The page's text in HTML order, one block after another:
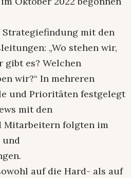
mit den
„Wo stehen wir,
gibt es? Welchen
wir?“ In mehreren
und Prioritäten festgelegt
mit den
Mitarbeitern folgten im
und
auf die Hard- als auf